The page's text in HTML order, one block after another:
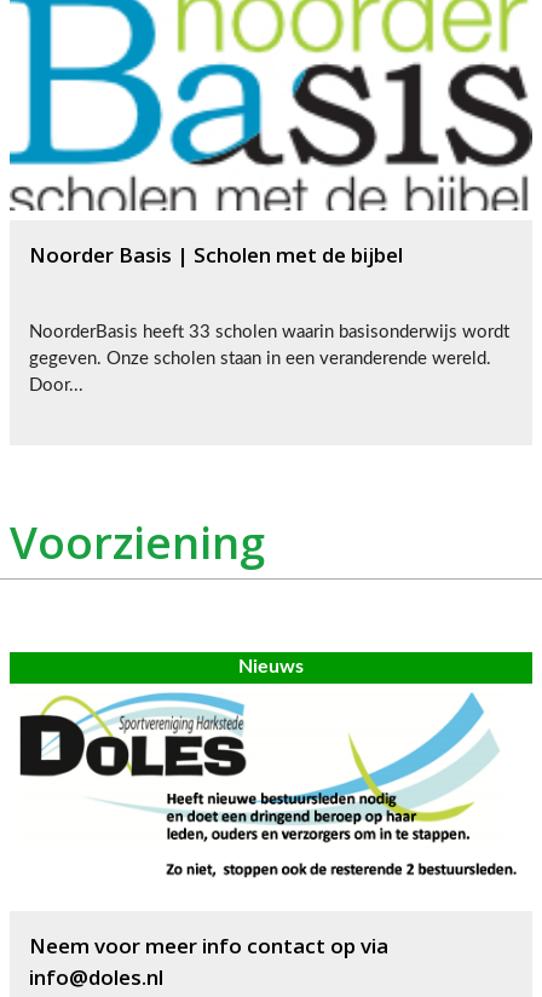
Noorder Basis | Scholen met de bijbel
NoorderBasis heeft 33 scholen waarin basisonderwijs wordt
gegeven. Onze scholen staan in een veranderende wereld.
Door...
Voorziening
Nieuws
Neem voor meer info contact op via
info@doles.nl